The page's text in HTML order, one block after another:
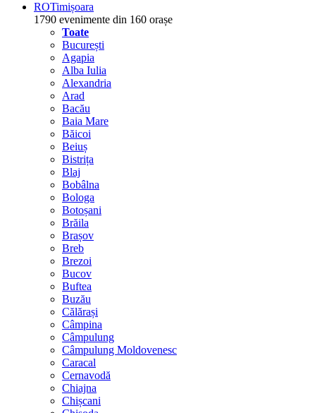
ROTimișoara
1790 evenimente din 160 orașe
Toate
București
Agapia
Alba Iulia
Alexandria
Arad
Bacău
Baia Mare
Băicoi
Beiuș
Bistrița
Blaj
Bobâlna
Bologa
Botoșani
Brăila
Brașov
Breb
Brezoi
Bucov
Buftea
Buzău
Călărași
Câmpina
Câmpulung
Câmpulung Moldovenesc
Caracal
Cernavodă
Chiajna
Chișcani